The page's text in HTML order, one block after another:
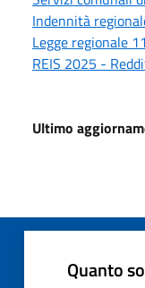
Indennità
Legge regionale
REIS 2025 -
Ultimo
Quanto